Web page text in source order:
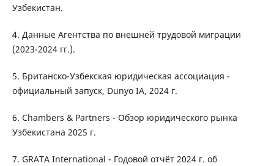
Узбекистан.
4. Данные Агентства по внешней трудовой миграции
(2023-2024 гг.).
5. Британско-Узбекская юридическая ассоциация -
официальный запуск, Dunyo IA, 2024 г.
6. Chambers & Partners - Обзор юридического рынка
Узбекистана 2025 г.
7. GRATA International - Годовой отчёт 2024 г. об